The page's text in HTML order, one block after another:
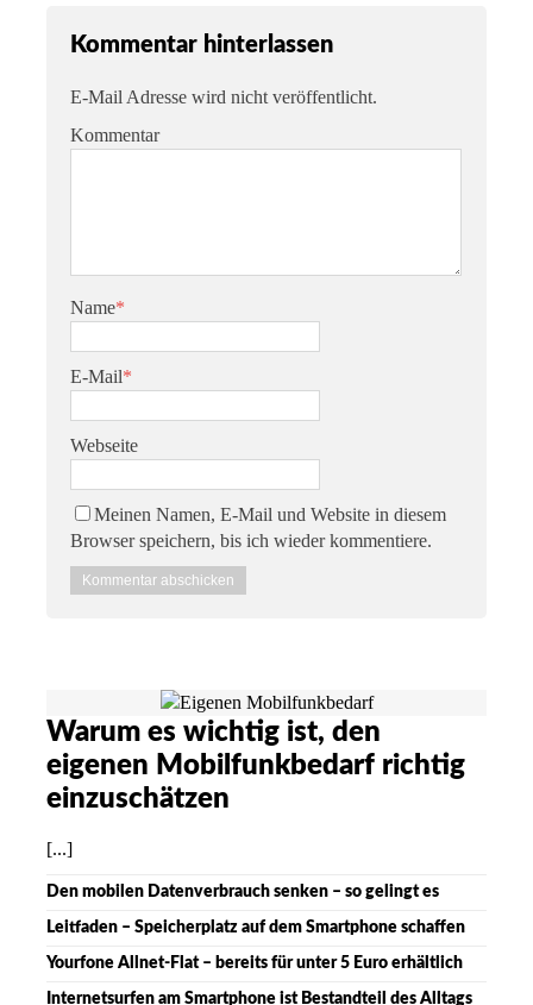
Kommentar hinterlassen
E-Mail Adresse wird nicht veröffentlicht.
Kommentar
Name*
E-Mail*
Webseite
Meinen Namen, E-Mail und Website in diesem
Browser speichern, bis ich wieder kommentiere.
Warum es wichtig ist, den
eigenen Mobilfunkbedarf richtig
einzuschätzen
[...]
Den mobilen Datenverbrauch senken – so gelingt es
Leitfaden – Speicherplatz auf dem Smartphone schaffen
Yourfone Allnet-Flat – bereits für unter 5 Euro erhältlich
Internetsurfen am Smartphone ist Bestandteil des Alltags